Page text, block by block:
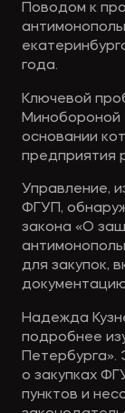
Поводом к
года.
Ключевой
Минобороной
основании
предприятия
Управление,
ФГУП,
закона «О
для закупок,
Надежда
подробнее
Петербурга».
о закупках
пунктов и